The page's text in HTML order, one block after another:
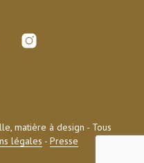
matière à design - Tous
légales - Presse